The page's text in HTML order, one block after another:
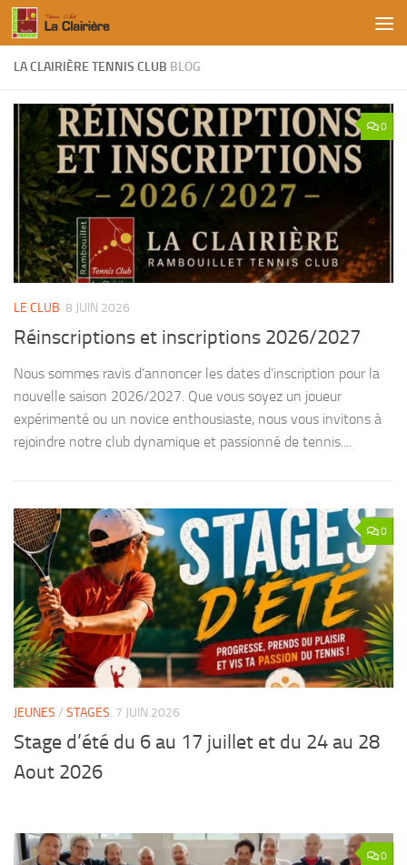
Skip to content
LA CLAIRIÈRE TENNIS CLUB BLOG
0
LE CLUB 8 JUIN 2026
Réinscriptions et inscriptions 2026/2027
Nous sommes ravis d’annoncer les dates d’inscription pour la
nouvelle saison 2026/2027. Que vous soyez un joueur
expérimenté ou un novice enthousiaste, nous vous invitons à
rejoindre notre club dynamique et passionné de tennis....
0
JEUNES / STAGES 7 JUIN 2026
Stage d’été du 6 au 17 juillet et du 24 au 28
Aout 2026
0